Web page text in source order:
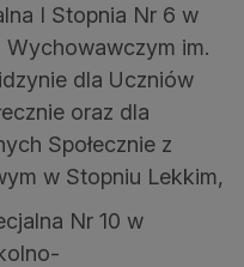
I Stopnia Nr 6 w
Wychowawczym im.
dla Uczniów
oraz dla
Społecznie z
w Stopniu Lekkim,
Nr 10 w